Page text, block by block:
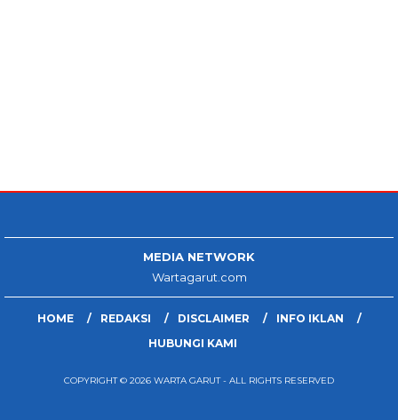
MEDIA NETWORK
Wartagarut.com
HOME REDAKSI DISCLAIMER
INFO IKLAN
HUBUNGI KAMI
COPYRIGHT © 2026 WARTA GARUT - ALL RIGHTS RESERVED